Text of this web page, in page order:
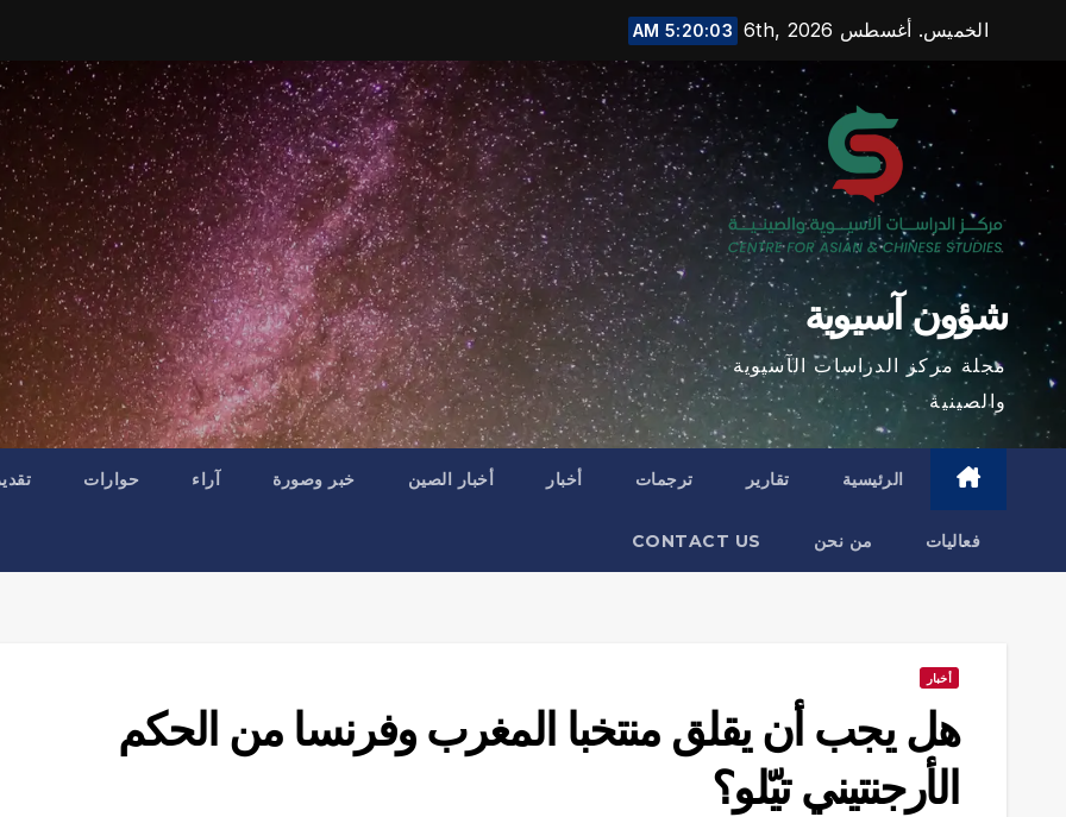
content
الخميس. أغسطس 6th, 2026 5:20:05 AM
شؤون آسيوية
مجلة مركز الدراسات الآسيوية
والصينية
الرئيسية تقارير ترجمات أخبار أخبار الصين خبر وصورة آراء حوارات
فعاليات من نحن CONTACT US
أخبار
هل يجب أن يقلق منتخبا المغرب وفرنسا من الحكم
الأرجنتيني تيّلو؟